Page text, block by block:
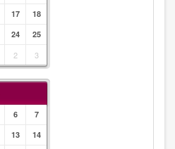
17
18
24
25
2 3
6
7
13
14